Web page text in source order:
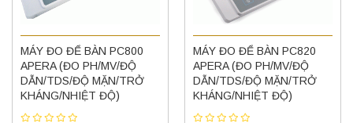
MÁY ĐO ĐỂ BÀN PC800
APERA (ĐO PH/MV/ĐỘ
DẪN/TDS/ĐỘ MẶN/TRỞ
KHÁNG/NHIỆT ĐỘ)
MÁY ĐO ĐỂ BÀN PC820
APERA (ĐO PH/MV/ĐỘ
DẪN/TDS/ĐỘ MẶN/TRỞ
KHÁNG/NHIỆT ĐỘ)